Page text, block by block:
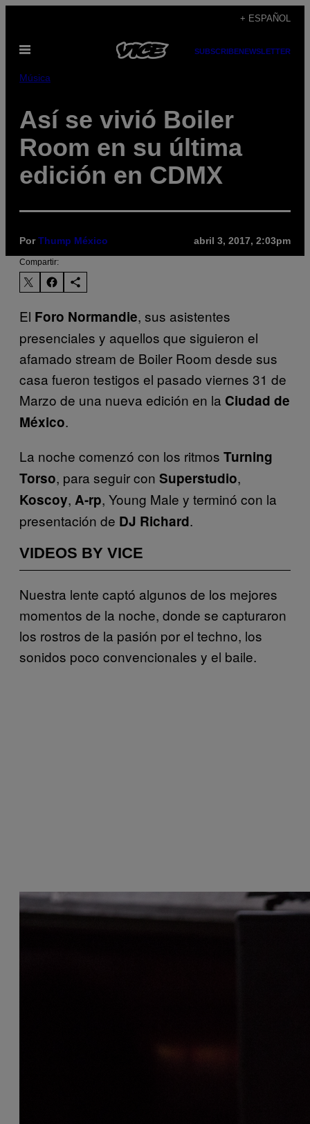
contenido
+ ESPAÑOL
Abrir
SUBSCRIBENEWSLETTER
Música
Así se vivió Boiler
Room en su última
edición en CDMX
PorThump México abril 3, 2017, 2:03pm
Compartir:
El Foro Normandie, sus asistentes
presenciales y aquellos que siguieron el
afamado stream de Boiler Room desde sus
casa fueron testigos el pasado viernes 31 de
Marzo de una nueva edición en la Ciudad de
México.
La noche comenzó con los ritmos Turning
Torso, para seguir con Superstudio,
Koscoy, A-rp, Young Male y terminó con la
presentación de DJ Richard.
VIDEOS BY VICE
Nuestra lente captó algunos de los mejores
momentos de la noche, donde se capturaron
los rostros de la pasión por el techno, los
sonidos poco convencionales y el baile.